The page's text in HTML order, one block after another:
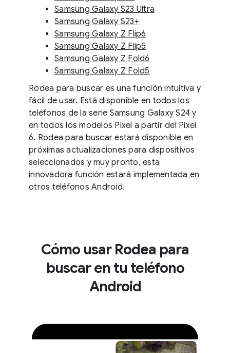
Samsung Galaxy S23 Ultra
Samsung Galaxy S23+
Samsung Galaxy Z Flip6
Samsung Galaxy Z Flip5
Samsung Galaxy Z Fold6
Samsung Galaxy Z Fold5
Rodea para buscar es una función intuitiva y
fácil de usar. Está disponible en todos los
teléfonos de la serie Samsung Galaxy S24 y
en todos los modelos Pixel a partir del Pixel
6. Rodea para buscar estará disponible en
próximas actualizaciones para dispositivos
seleccionados y muy pronto, esta
innovadora función estará implementada en
otros teléfonos Android.
Cómo usar Rodea para
buscar en tu teléfono
Android